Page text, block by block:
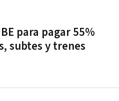
para pagar 55%
subtes y trenes